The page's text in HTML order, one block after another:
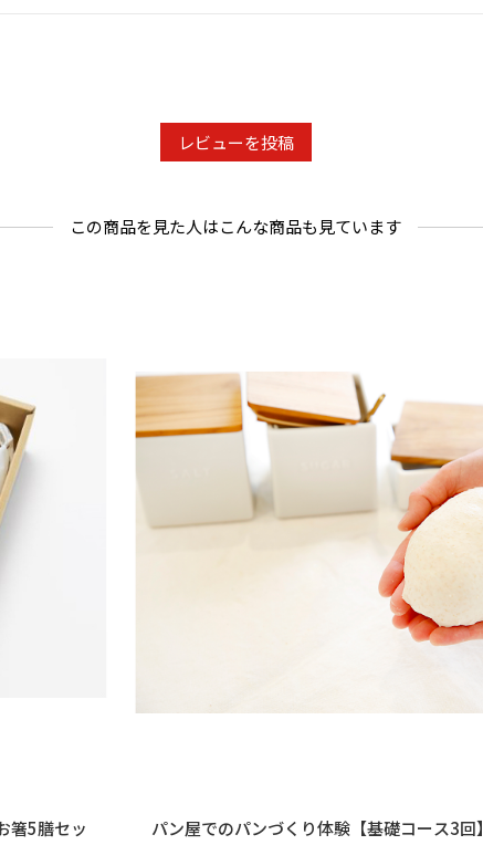
レビューを投稿
この商品を見た人はこんな商品も見ています
箸5膳セッ
パン屋でのパンづくり体験【基礎コース3回】